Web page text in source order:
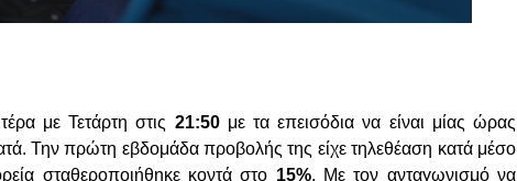
με Τετάρτη στις 21:50με τα επεισόδια να είναι μίας ώρας
Την πρώτη εβδομάδα προβολής της είχε τηλεθέαση κατά μέσο
σταθεροποιήθηκε κοντά στο 15%. Με τον ανταγωνισμό να